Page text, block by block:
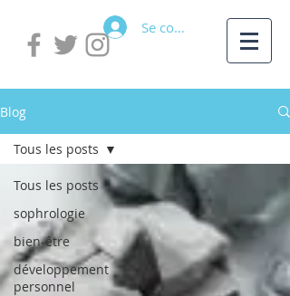
Se connecter
Blog
Tous les posts
sophrologie
bien-être
développement
personnel
Tous les posts